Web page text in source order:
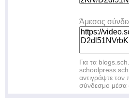
Άμεσος
Για τα
αντιγράψτε
σύνδεσμο μέσα